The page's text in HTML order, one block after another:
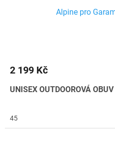
Alpine pro
2 199 Kč
UNISEX OUTDOOROVÁ
45